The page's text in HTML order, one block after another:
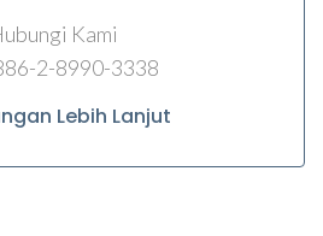
Kami
2-8990-3338
Lebih Lanjut